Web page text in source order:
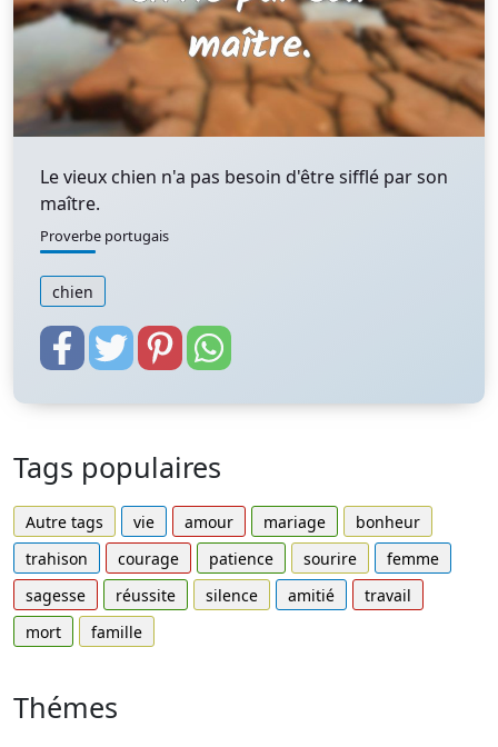
Le vieux chien n'a pas besoin d'être sifflé par son
maître.
Proverbe portugais
chien
Tags populaires
Autre tags vie amour mariage
bonheur
trahison
courage patience sourire
femme
sagesse
réussite silence amitié
travail
mort
famille
Thémes